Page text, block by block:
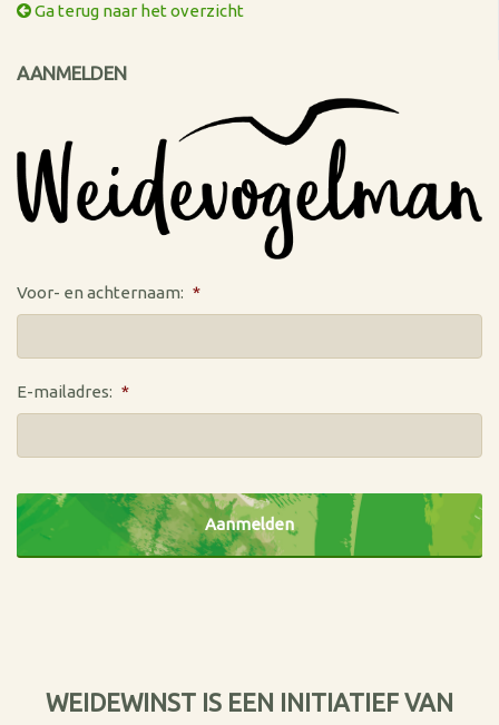
Ga terug naar het overzicht
AANMELDEN
Voor- en achternaam: *
E-mailadres: *
WEIDEWINST IS EEN INITIATIEF VAN